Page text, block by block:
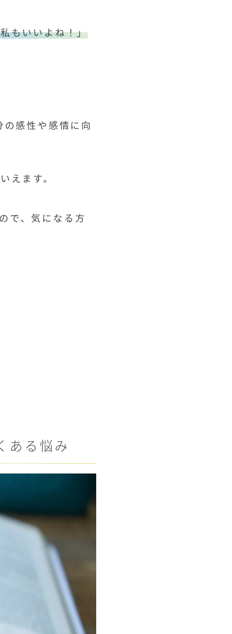
もいいよね！」
の感性や感情に向
えます。
で、気になる方
ある悩み